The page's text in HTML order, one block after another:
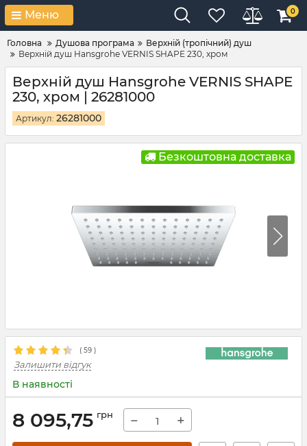
Меню 0
Головна Душова програма
Верхній (тропічний) душ
Верхній душ Hansgrohe VERNIS SHAPE 230, хром
Верхній душ Hansgrohe VERNIS SHAPE
230, хром | 26281000
Артикул: 26281000
Безкоштовна доставка
( 59 )
Залишити відгук
В наявності
8 095,75 грн − +